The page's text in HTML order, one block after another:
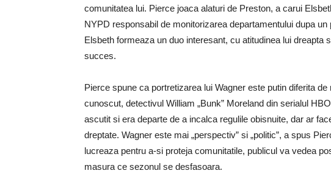
comunitatea lui. Pierce joaca alaturi de Preston, a carui
NYPD responsabil de monitorizarea departamentului dupa
Elsbeth formeaza un duo interesant, cu atitudinea lui dreapta
succes.
Pierce spune ca portretizarea lui Wagner este putin diferita
cunoscut, detectivul William „Bunk” Moreland din serialul
ascutit si era departe de a incalca regulile obisnuite, dar ar
dreptate. Wagner este mai „perspectiv” si „politic”, a spus
lucreaza pentru a-si proteja comunitatile, publicul va vedea
masura ce sezonul se desfasoara.